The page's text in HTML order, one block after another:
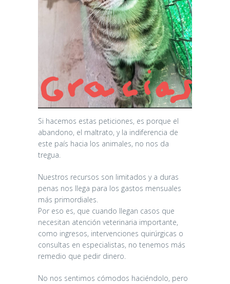
Si hacemos estas peticiones, es porque el
abandono, el maltrato, y la indiferencia de
este país hacia los animales, no nos da
tregua.
Nuestros recursos son limitados y a duras
penas nos llega para los gastos mensuales
más primordiales.
Por eso es, que cuando llegan casos que
necesitan atención veterinaria importante,
como ingresos, intervenciones quirúrgicas o
consultas en especialistas, no tenemos más
remedio que pedir dinero.
No nos sentimos cómodos haciéndolo, pero